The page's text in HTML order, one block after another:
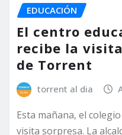
EDUCACIÓN
El centro
recibe la
de Torrent
torrent al dia
Esta mañana, el
visita sorpresa. La